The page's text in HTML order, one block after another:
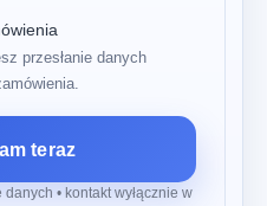
przesłanie danych
teraz
• kontakt wyłącznie w